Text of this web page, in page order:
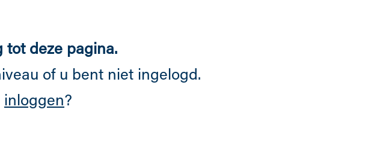
tot deze pagina.
of u bent niet ingelogd.
inloggen?